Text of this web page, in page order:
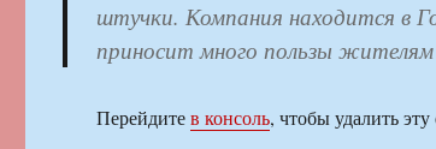
штучки. Компания находится в
приносит много пользы
Перейдитев консоль, чтобы удалить